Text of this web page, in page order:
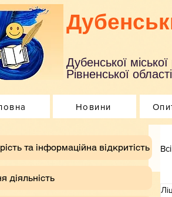
Дубенської
Рівненської області
Новини
та інформаційна відкритість
діяльність